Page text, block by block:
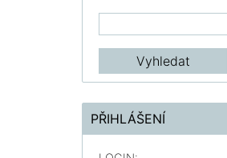
PŘIHLÁŠENÍ